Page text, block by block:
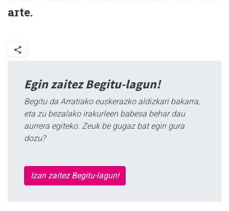
arte.
Egin zaitez Begitu-lagun!
Begitu da Arratiako euskerazko aldizkari bakarra,
eta zu bezalako irakurleen babesa behar dau
aurrera egiteko. Zeuk be gugaz bat egin gura
dozu?
Izan zaitez Begitu-lagun!